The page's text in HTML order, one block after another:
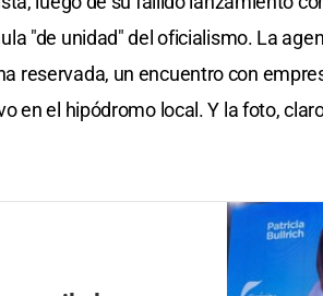
"de unidad" del oficialismo. La
reservada, un encuentro con
en el hipódromo local. Y la foto,